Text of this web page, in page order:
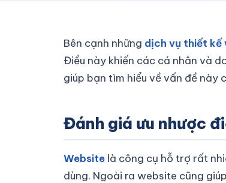
Bên cạnh những dịch vụ thiết kế
Điều này khiến các cá nhân và
giúp bạn tìm hiểu về vấn đề này
Đánh giá ưu nhược
Website là công cụ hỗ trợ rất
dùng. Ngoài ra website cũng